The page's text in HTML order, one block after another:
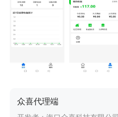
众喜代理端